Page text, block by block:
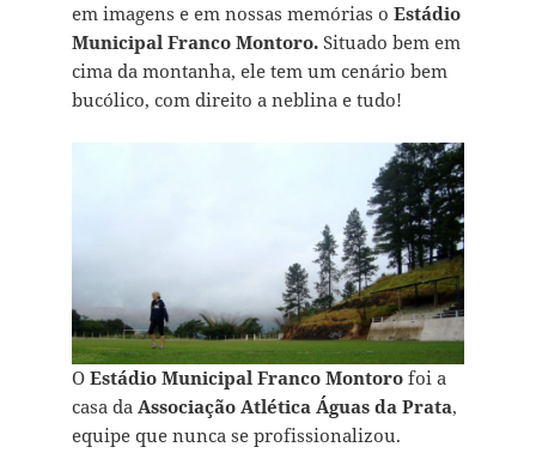
em imagens e em nossas memórias o Estádio
Municipal Franco Montoro. Situado bem em
cima da montanha, ele tem um cenário bem
bucólico, com direito a neblina e tudo!
O Estádio Municipal Franco Montorofoi a
casa da Associação Atlética Águas da Prata,
equipe que nunca se profissionalizou.